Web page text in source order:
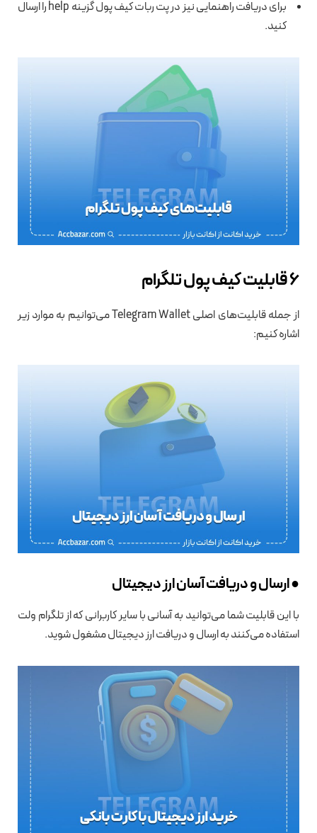
برای دریافت راهنمایی نیز در پت ربات کیف پول گزینه help را ارسال
کنید.
6 قابلیت‌ کیف پول تلگرام
از جمله قابلیت‌های اصلی Telegram Wallet می‌توانیم به موارد زیر
اشاره کنیم:
● ارسال و دریافت آسان ارز دیجیتال
با این قابلیت شما می‌توانید به آسانی با سایر کاربرانی که از تلگرام ولت
استفاده می‌کنند به ارسال و دریافت ارز دیجیتال مشغول شوید.